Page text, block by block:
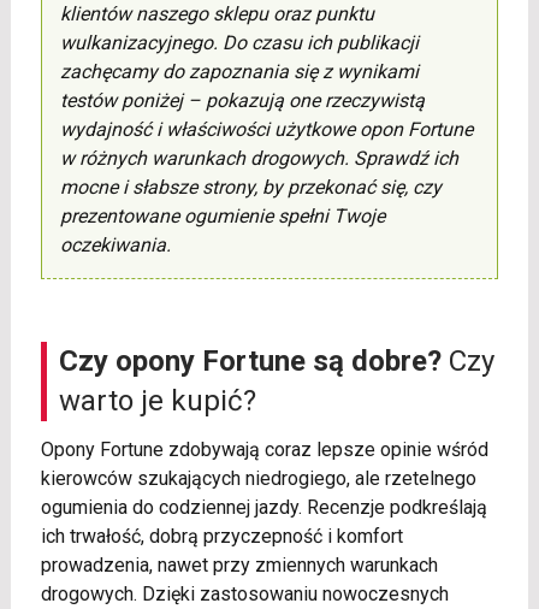
klientów naszego sklepu oraz punktu
wulkanizacyjnego. Do czasu ich publikacji
zachęcamy do zapoznania się z wynikami
testów poniżej – pokazują one rzeczywistą
wydajność i właściwości użytkowe opon Fortune
w różnych warunkach drogowych. Sprawdź ich
mocne i słabsze strony, by przekonać się, czy
prezentowane ogumienie spełni Twoje
oczekiwania.
Czy opony Fortune są dobre?Czy
warto je kupić?
Opony Fortune zdobywają coraz lepsze opinie wśród
kierowców szukających niedrogiego, ale rzetelnego
ogumienia do codziennej jazdy. Recenzje podkreślają
ich trwałość, dobrą przyczepność i komfort
prowadzenia, nawet przy zmiennych warunkach
drogowych. Dzięki zastosowaniu nowoczesnych